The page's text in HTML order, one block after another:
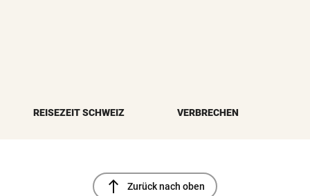
REISEZEIT SCHWEIZ VERBRECHEN
north Zurück nach oben